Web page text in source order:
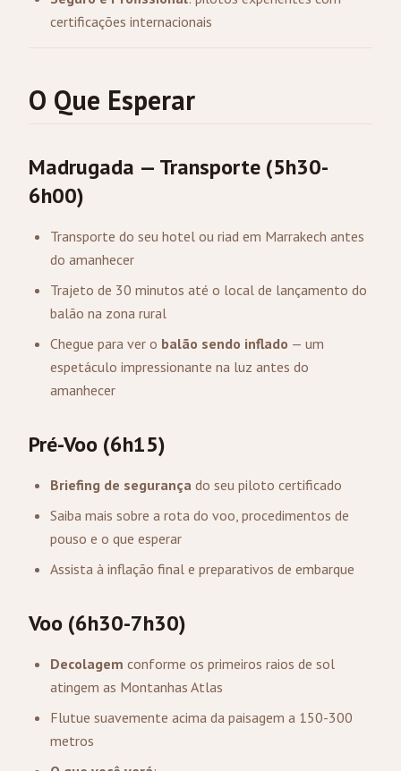
certificações internacionais
O Que Esperar
Madrugada — Transporte (5h30-
6h00)
Transporte do seu hotel ou riad em Marrakech antes
do amanhecer
Trajeto de 30 minutos até o local de lançamento do
balão na zona rural
Chegue para ver o balão sendo inflado — um
espetáculo impressionante na luz antes do
amanhecer
Pré-Voo (6h15)
Briefing de segurança do seu piloto certificado
Saiba mais sobre a rota do voo, procedimentos de
pouso e o que esperar
Assista à inflação final e preparativos de embarque
Voo (6h30-7h30)
Decolagem conforme os primeiros raios de sol
atingem as Montanhas Atlas
Flutue suavemente acima da paisagem a 150-300
metros